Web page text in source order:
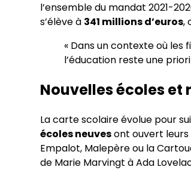
l’ensemble du mandat 2021-
s’élève à 341 millions d’euros,
« Dans un contexte où
l’éducation reste une
Nouvelles écoles
La carte scolaire évolue pour
écoles neuvesont ouvert
Empalot, Malepère ou la
de Marie Marvingt à Ada